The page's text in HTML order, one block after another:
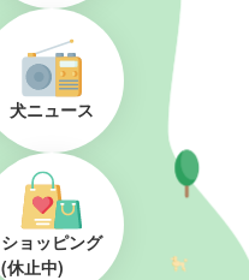
犬ニュース
ショッピング
(休止中)